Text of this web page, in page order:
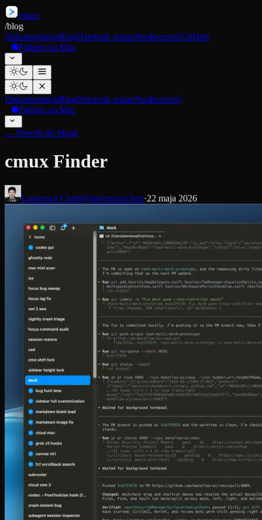
cmux
/blog
DokumentacjaBlogDziennik zmianSpołecznośćGitHub
Pobierz na Mac
DokumentacjaBlogDziennik zmianSpołeczność
Pobierz na Mac
← Powrót do bloga
cmux Finder
Lawrence Chen@lawrencecchen·22 maja 2026